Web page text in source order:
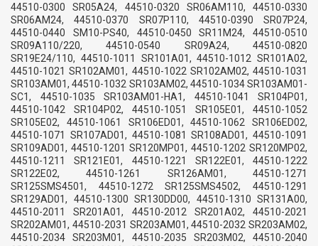
44510-0300 SR05A24, 44510-0320 SR06AM110, 44510-0330
SR06AM24, 44510-0370 SR07P110, 44510-0390 SR07P24,
44510-0440 SM10-PS40, 44510-0450 SR11M24, 44510-0510
SR09A110/220, 44510-0540 SR09A24, 44510-0820
SR19E24/110, 44510-1011 SR101A01, 44510-1012 SR101A02,
44510-1021 SR102AM01, 44510-1022 SR102AM02, 44510-1031
SR103AM01, 44510-1032 SR103AM02, 44510-1034 SR103AM01-
SC1, 44510-1035 SR103AM01-HA1, 44510-1041 SR104P01,
44510-1042 SR104P02, 44510-1051 SR105E01, 44510-1052
SR105E02, 44510-1061 SR106ED01, 44510-1062 SR106ED02,
44510-1071 SR107AD01, 44510-1081 SR108AD01, 44510-1091
SR109AD01, 44510-1201 SR120MP01, 44510-1202 SR120MP02,
44510-1211 SR121E01, 44510-1221 SR122E01, 44510-1222
SR122E02, 44510-1261 SR126AM01, 44510-1271
SR125SMS4501, 44510-1272 SR125SMS4502, 44510-1291
SR129AD01, 44510-1300 SR130DD00, 44510-1310 SR131A00,
44510-2011 SR201A01, 44510-2012 SR201A02, 44510-2021
SR202AM01, 44510-2031 SR203AM01, 44510-2032 SR203AM02,
44510-2034 SR203M01, 44510-2035 SR203M02, 44510-2040